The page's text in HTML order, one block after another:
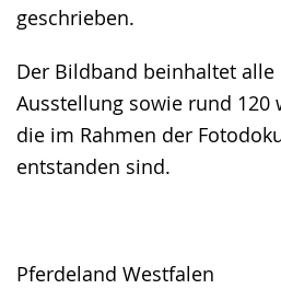
geschrieben.
Der Bildband beinhaltet alle
Ausstellung sowie rund 120
die im Rahmen der
entstanden sind.
Pferdeland Westfalen